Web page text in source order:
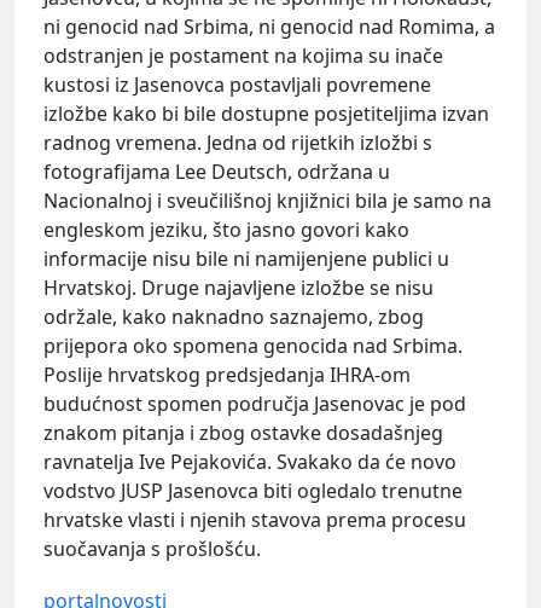
ni genocid nad Srbima, ni genocid nad Romima, a
odstranjen je postament na kojima su inače
kustosi iz Jasenovca postavljali povremene
izložbe kako bi bile dostupne posjetiteljima izvan
radnog vremena. Jedna od rijetkih izložbi s
fotografijama Lee Deutsch, održana u
Nacionalnoj i sveučilišnoj knjižnici bila je samo na
engleskom jeziku, što jasno govori kako
informacije nisu bile ni namijenjene publici u
Hrvatskoj. Druge najavljene izložbe se nisu
održale, kako naknadno saznajemo, zbog
prijepora oko spomena genocida nad Srbima.
Poslije hrvatskog predsjedanja IHRA-om
budućnost spomen područja Jasenovac je pod
znakom pitanja i zbog ostavke dosadašnjeg
ravnatelja Ive Pejakovića. Svakako da će novo
vodstvo JUSP Jasenovca biti ogledalo trenutne
hrvatske vlasti i njenih stavova prema procesu
suočavanja s prošlošću.
portalnovosti